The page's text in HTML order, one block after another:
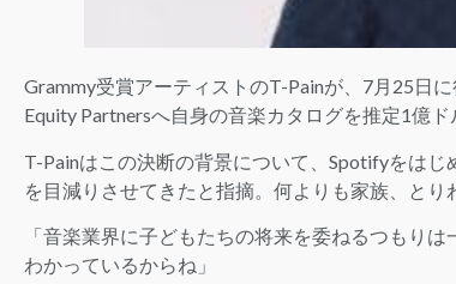
Grammy受賞アーティストのT-Painが、7月25日
Equity Partnersへ自身の音楽カタログを推定1億
T-Painはこの決断の背景について、Spotifyをは
を目減りさせてきたと指摘。何よりも家族、と
「音楽業界に子どもたちの将来を委ねるつもり
わかっているからね」